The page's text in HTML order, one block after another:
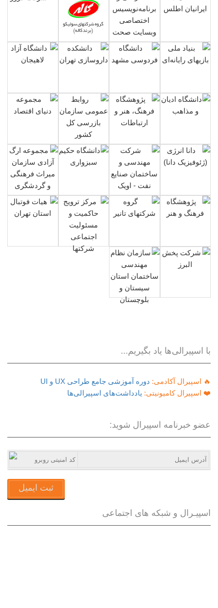
با اسپیرالی‌ها یاد بگیریم...
🔥 اسپیرال آکادمی: دوره آموزشی جامع طراحی UX و UI
❤️ اسپیرال کامیونیتی: یادداشت‌های اسپیرالی‌ها
عضو خبرنامه اسپیرال شوید:
ثبت ایمیل
اسپیـرال و شبکه های اجتماعی